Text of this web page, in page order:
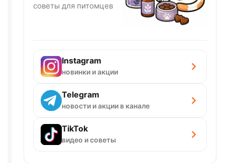
советы для питомцев
Instagram
новинки и акции
Telegram
новости и акции в канале
TikTok
видео и советы